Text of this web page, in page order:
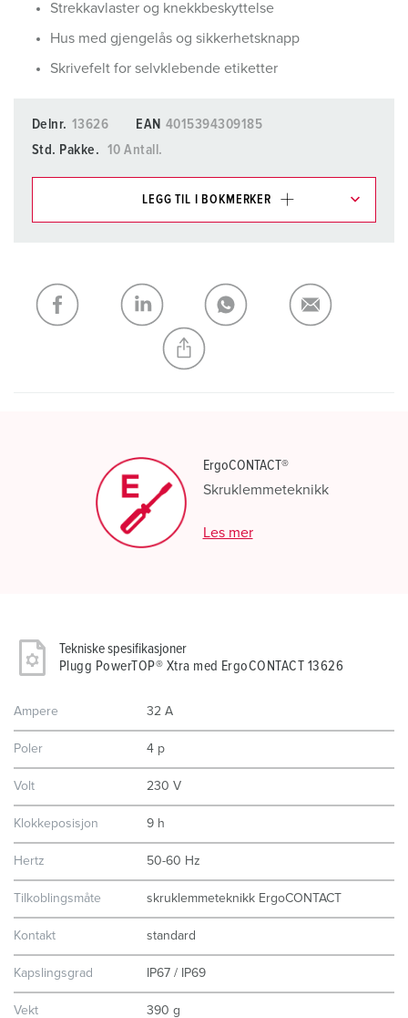
Strekkavlaster og knekkbeskyttelse
Hus med gjengelås og sikkerhetsknapp
Skrivefelt for selvklebende etiketter
Delnr. 13626 EAN 4015394309185
Std. Pakke.
10 Antall.
LEGG TIL I BOKMERKER
Min liste LEGG TIL
OPPRETT EN NY LISTE
ErgoCONTACT®
Skruklemmeteknikk
Les mer
Tekniske spesifikasjoner
Plugg PowerTOP® Xtra med ErgoCONTACT 13626
Ampere 32 A
Poler 4 p
Volt 230 V
Klokkeposisjon 9 h
Hertz 50-60 Hz
Tilkoblingsmåte skruklemmeteknikk ErgoCONTACT
Kontakt standard
Kapslingsgrad IP67 / IP69
Vekt 390 g